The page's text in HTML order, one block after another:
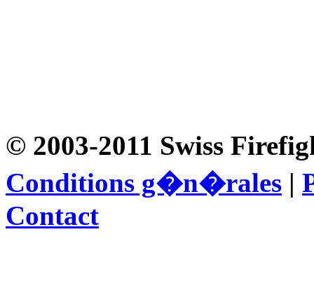
© 2003-2011 Swiss
Conditions g�n�rales |
Contact